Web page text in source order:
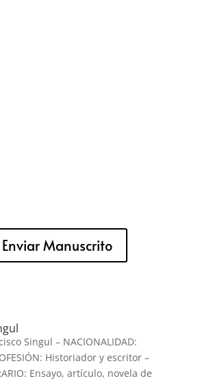
Enviar Manuscrito
Singul – NACIONALIDAD:
Historiador y escritor –
Ensayo, artículo, novela de